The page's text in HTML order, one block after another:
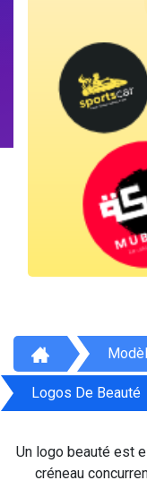
Logos De Beauté
Un logo beauté est
créneau